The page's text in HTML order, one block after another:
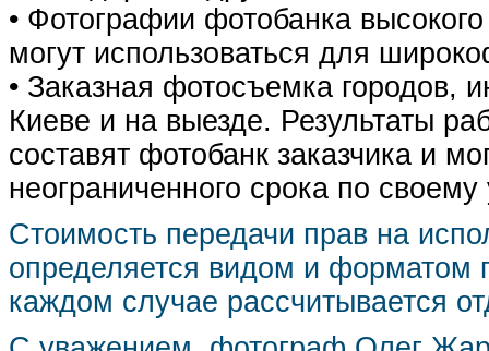
• Фотографии фотобанка
могут использоваться для
• Заказная фотосъемка городов,
Киеве и на выезде. Результаты
составят фотобанк заказчика и
неограниченного срока по
Стоимость передачи прав на
определяется видом и форматом
каждом случае рассчитывается